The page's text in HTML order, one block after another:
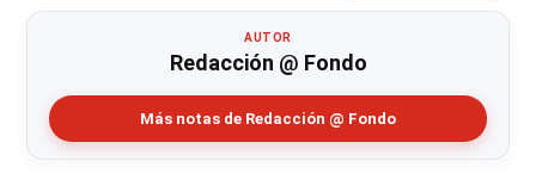
AUTOR
Redacción @ Fondo
Más notas de Redacción @ Fondo